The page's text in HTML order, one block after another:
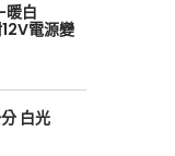
暖白
電源變
白光